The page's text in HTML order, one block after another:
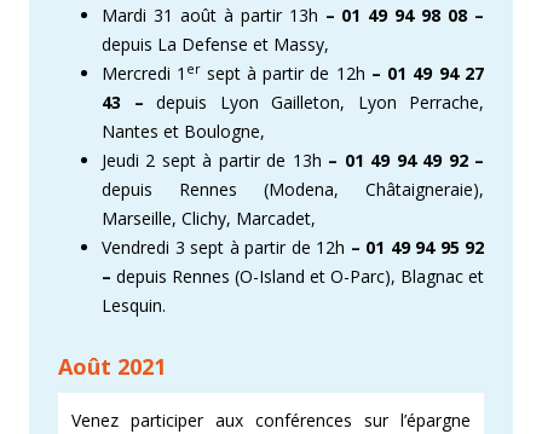
Mardi 31 août à partir 13h – 01 49 94 98 08 –
depuis La Defense et Massy,
Mercredi 1 ersept à partir de 12h – 01 49 94 27
43 – depuis Lyon Gailleton, Lyon Perrache,
Nantes et Boulogne,
Jeudi 2 sept à partir de 13h – 01 49 94 49 92 –
depuis Rennes (Modena, Châtaigneraie),
Marseille, Clichy, Marcadet,
Vendredi 3 sept à partir de 12h – 01 49 94 95 92
– depuis Rennes (O-Island et O-Parc), Blagnac et
Lesquin.
Août 2021
Venez participer aux conférences sur l’épargne